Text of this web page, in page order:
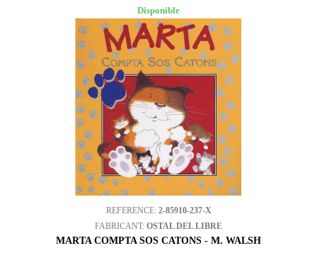
Disponible
REFERENCE: 2-85910-237-X
FABRICANT: OSTAL DEL LIBRE
MARTA COMPTA SOS CATONS - M. WALSH